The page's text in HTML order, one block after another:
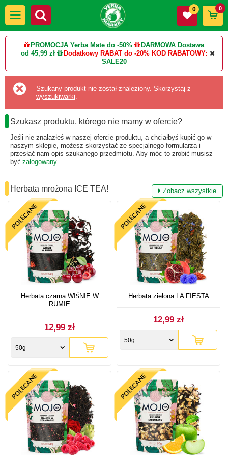
PROMOCJA Yerba Mate do -50%
DARMOWA Dostawa
od 45,99 zł
Dodatkowy RABAT do -20% KOD RABATOWY:
SALE20
0 0
Szukany produkt nie został znaleziony. Skorzystaj z
wyszukiwarki.
Szukasz produktu, którego nie mamy w ofercie?
Jeśli nie znalazłeś w naszej ofercie produktu, a chciałbyś kupić go w
naszym sklepie, możesz skorzystać ze specjalnego formularza i
przesłać nam opis szukanego przedmiotu. Aby móc to zrobić musisz
być zalogowany.
Herbata mrożona ICE TEA! Zobacz wszystkie
Herbata czarna WIŚNIE W
RUMIE
12,99 zł
50g
Herbata zielona LA FIESTA
12,99 zł
50g